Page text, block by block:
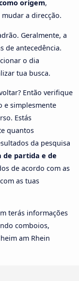
origem,
a direcção.
Geralmente, a
de antecedência.
o dia
tua busca.
Então verifique
e simplesmente
Estás
quantos
da pesquisa
de partida e de
de acordo com as
as tuas
terás informações
comboios,
am Rhein